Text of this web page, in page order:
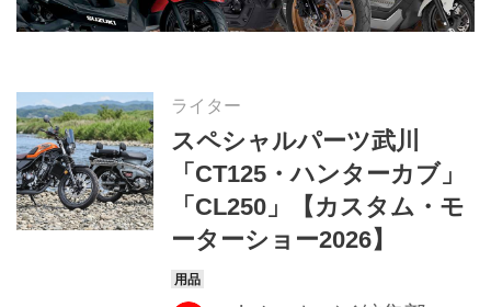
ライター
スペシャルパーツ武川
「CT125・ハンターカブ」
「CL250」【カスタム・モ
ーターショー2026】